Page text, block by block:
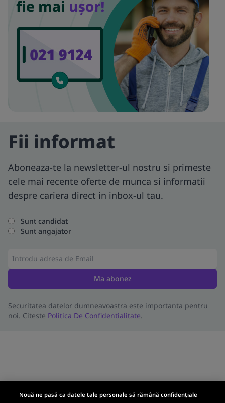
Fii informat
Aboneaza-te la newsletter-ul nostru si primeste
cele mai recente oferte de munca si informatii
despre cariera direct in inbox-ul tau.
Sunt candidat
Sunt angajator
Ma abonez
Securitatea datelor dumneavoastra este importanta pentru
noi. Citeste Politica De Confidentialitate.
Nouă ne pasă ca datele tale personale să rămână confidențiale